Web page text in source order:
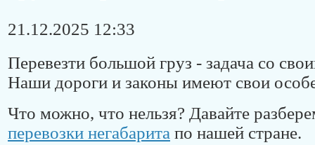
21.12.2025 12:33
Перевезти большой груз - задача со
Наши дороги и законы имеют свои
Что можно, что нельзя? Давайте
перевозки негабарита по нашей стране.